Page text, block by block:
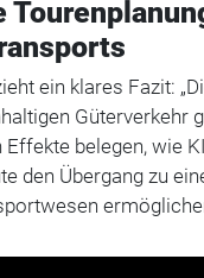
ein klares Fazit:
Güterverkehr
Effekte belegen, wie
den Übergang zu